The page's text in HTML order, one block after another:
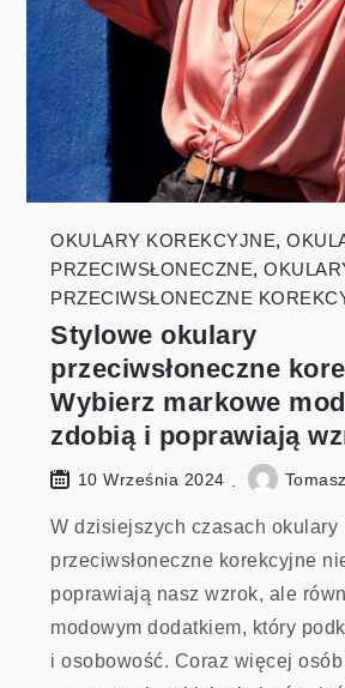
OKULARY KOREKCYJNE,
PRZECIWSŁONECZNE,
PRZECIWSŁONECZNE
Stylowe okulary
przeciwsłoneczne
Wybierz markowe
zdobią i poprawiają
10 Września 2024 Tomasz
W dzisiejszych czasach okulary
przeciwsłoneczne korekcyjne
poprawiają nasz wzrok, ale
modowym dodatkiem, który
i osobowość. Coraz więcej